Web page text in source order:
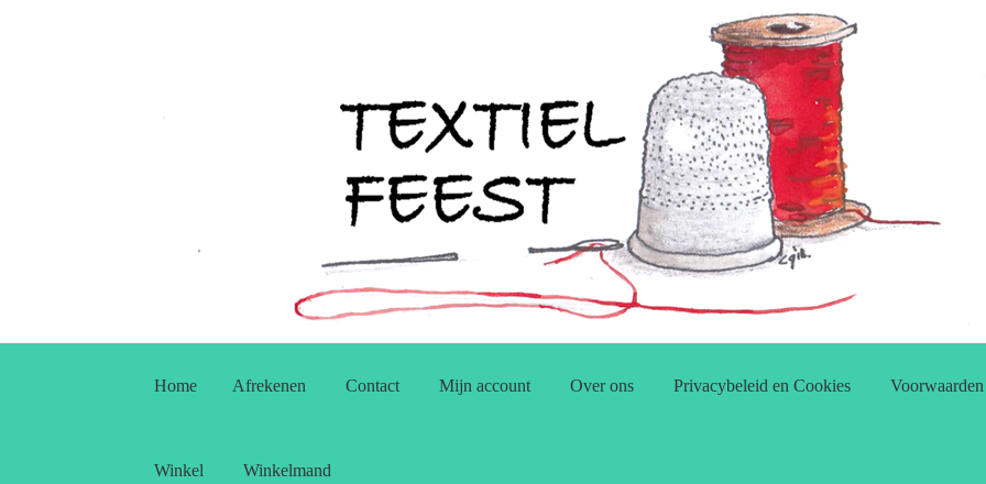
door
naar
Home Afrekenen Contact Mijn account Over ons Privacybeleid en Cookies Voorwaarden
Winkel Winkelmand